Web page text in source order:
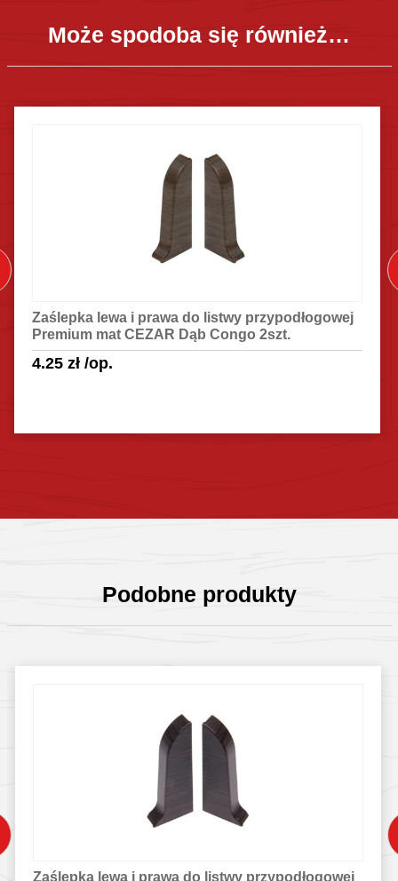
Może spodoba się również…
Zaślepka lewa i prawa do listwy przypodłogowej
Premium mat CEZAR Dąb Congo 2szt.
4.25 zł/op.
Podobne produkty
Zaślepka lewa i prawa do listwy przypodłogowej